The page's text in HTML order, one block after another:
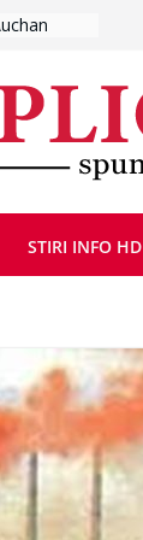
de fum
8 august
la Uricani.
din
cu
STIRI INFO HD